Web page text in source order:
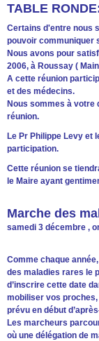
TABLE
Certains d'entre nous
pouvoir communiquer
Nous avons pour
2006, à Roussay (
A cette réunion
et des médecins.
Nous sommes à votre
réunion.
Le Pr Philippe Levy et
participation.
Cette réunion se
le Maire ayant
Marche des
samedi 3 décembre ,
Comme chaque
des maladies rares le
d’inscrire cette date
mobiliser vos
prévu en début
Les marcheurs
où une délégation de